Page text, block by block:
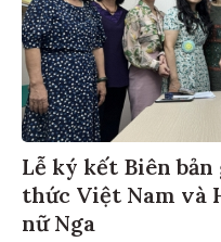
Lễ ký kết Biên
thức Việt Nam và
nữ Nga